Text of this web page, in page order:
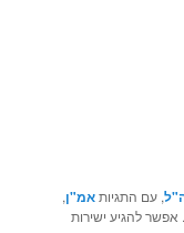
, עם התגיותאמ"ן,
. אפשר להגיע ישירות